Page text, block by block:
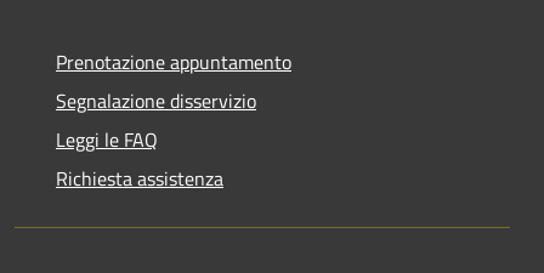
Prenotazione appuntamento
Segnalazione disservizio
Leggi le FAQ
Richiesta assistenza